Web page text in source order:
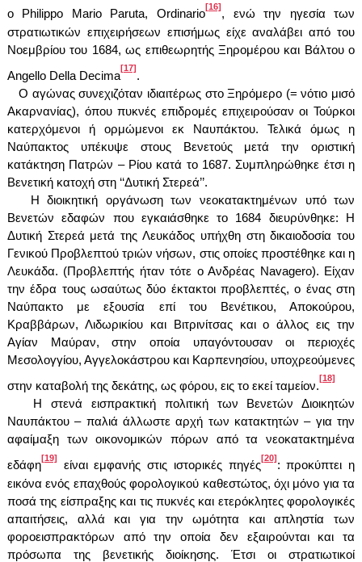
ο Philippo Mario Paruta,Ordinario
[16]
, ενώ την ηγεσία των
στρατιωτικών επιχειρήσεων επισήμως είχε αναλάβει από του
Νοεμβρίου του 1684, ως επιθεωρητής Ξηρομέρου και Βάλτου ο
Angello Della Decima
[17]
.
Ο αγώνας συνεχιζόταν ιδιαιτέρως στο Ξηρόμερο (= νότιο μισό
Ακαρνανίας), όπου πυκνές επιδρομές επιχειρούσαν οι Τούρκοι
κατερχόμενοι ή ορμώμενοι εκ Ναυπάκτου. Τελικά όμως η
Ναύπακτος υπέκυψε στους Βενετούς μετά την οριστική
κατάκτηση Πατρών – Ρίου κατά το 1687. Συμπληρώθηκε έτσι η
Βενετική κατοχή στη ‘‘Δυτική Στερεά’’.
Η διοικητική οργάνωση των νεοκατακτημένων υπό των
Βενετών εδαφών που εγκαιάσθηκε το 1684 διευρύνθηκε: Η
Δυτική Στερεά μετά της Λευκάδος υπήχθη στη δικαιοδοσία του
Γενικού Προβλεπτού τριών νήσων, στις οποίες προστέθηκε και η
Λευκάδα. (Προβλεπτής ήταν τότε ο Ανδρέας Navagero). Είχαν
την έδρα τους ωσαύτως δύο έκτακτοι προβλεπτές, ο ένας στη
Ναύπακτο με εξουσία επί του Βενέτικου, Αποκούρου,
Κραββάρων, Λιδωρικίου και Βιτρινίτσας και ο άλλος εις την
Αγίαν Μαύραν, στην οποία υπαγόντουσαν οι περιοχές
Μεσολογγίου, Αγγελοκάστρου και Καρπενησίου, υποχρεούμενες
στην καταβολή της δεκάτης, ως φόρου, εις το εκεί ταμείον.
[18]
Η στενά εισπρακτική πολιτική των Βενετών Διοικητών
Ναυπάκτου – παλιά άλλωστε αρχή των κατακτητών – για την
αφαίμαξη των οικονομικών πόρων από τα νεοκατακτημένα
εδάφη
[19]
είναι εμφανής στις ιστορικές πηγές
[20]
: προκύπτει η
εικόνα ενός επαχθούς φορολογικού καθεστώτος, όχι μόνο για τα
ποσά της είσπραξης και τις πυκνές και ετερόκλητες φορολογικές
απαιτήσεις, αλλά και για την ωμότητα και απληστία των
φοροεισπρακτόρων από την οποία δεν εξαιρούνται και τα
πρόσωπα της βενετικής διοίκησης. Έτσι οι στρατιωτικοί